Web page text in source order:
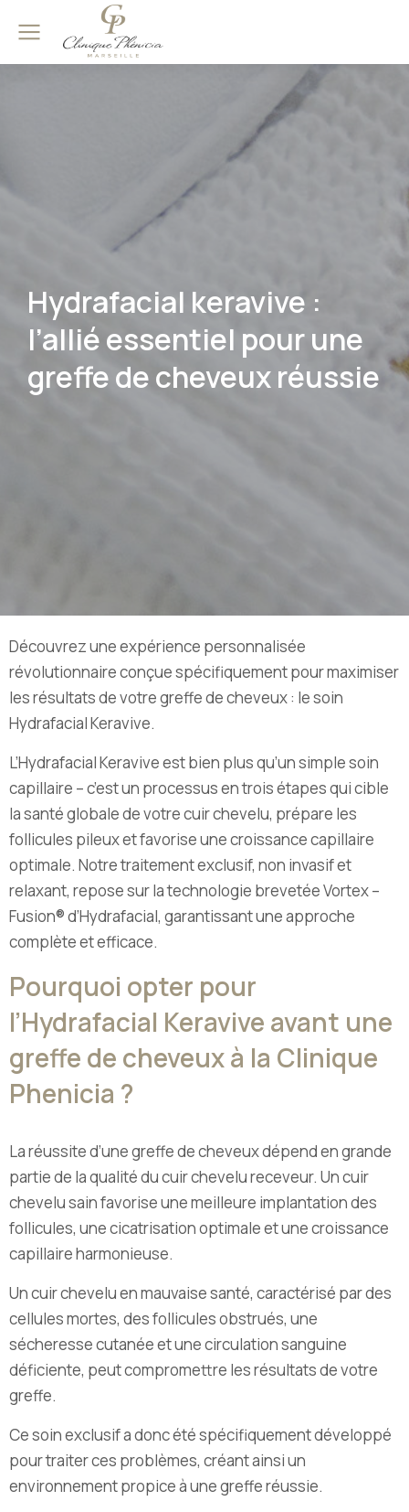
Hydrafacial keravive :
l’allié essentiel pour une
greffe de cheveux réussie
Découvrez une expérience personnalisée
révolutionnaire conçue spécifiquement pour maximiser
les résultats de votre greffe de cheveux : le soin
Hydrafacial Keravive.
L’Hydrafacial Keravive est bien plus qu’un simple soin
capillaire – c’est un processus en trois étapes qui cible
la santé globale de votre cuir chevelu, prépare les
follicules pileux et favorise une croissance capillaire
optimale. Notre traitement exclusif, non invasif et
relaxant, repose sur la technologie brevetée Vortex –
Fusion® d’Hydrafacial, garantissant une approche
complète et efficace.
Pourquoi opter pour
l’Hydrafacial Keravive avant une
greffe de cheveux à la Clinique
Phenicia ?
La réussite d’une greffe de cheveux dépend en grande
partie de la qualité du cuir chevelu receveur. Un cuir
chevelu sain favorise une meilleure implantation des
follicules, une cicatrisation optimale et une croissance
capillaire harmonieuse.
Un cuir chevelu en mauvaise santé, caractérisé par des
cellules mortes, des follicules obstrués, une
sécheresse cutanée et une circulation sanguine
déficiente, peut compromettre les résultats de votre
greffe.
Ce soin exclusif a donc été spécifiquement développé
pour traiter ces problèmes, créant ainsi un
environnement propice à une greffe réussie.